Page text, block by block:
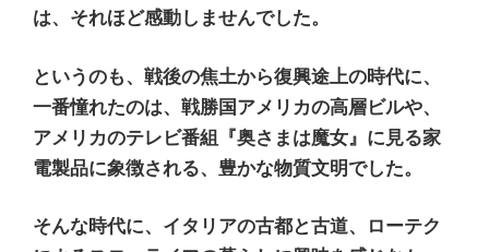
は、それほど感動しませんでした。
というのも、戦後の焦土から復興途上の時代に、
一番憧れたのは、戦勝国アメリカの高層ビルや、
アメリカのテレビ番組『奥さまは魔女』に見る家
電製品に象徴される、豊かな物質文明でした。
そんな時代に、イタリアの古都と古道、ローテク